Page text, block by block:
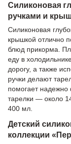
Силиконовая
ручками и
Силиконовая
крышкой отлично
блюд прикорма.
еду в
дорогу, а также
ручки делают
помогает надежно
тарелки — около
400 мл.
Детский
коллекции